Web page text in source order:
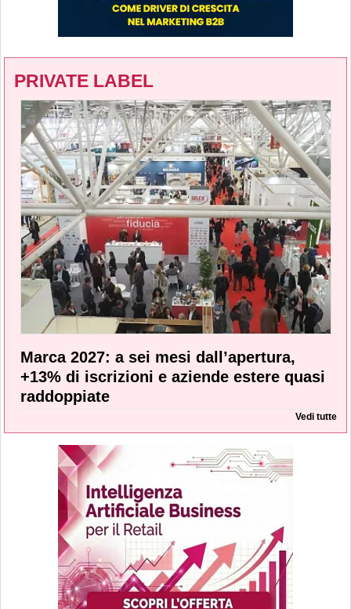
PRIVATE LABEL
Marca 2027: a sei mesi dall’apertura,
+13% di iscrizioni e aziende estere quasi
raddoppiate
Vedi tutte